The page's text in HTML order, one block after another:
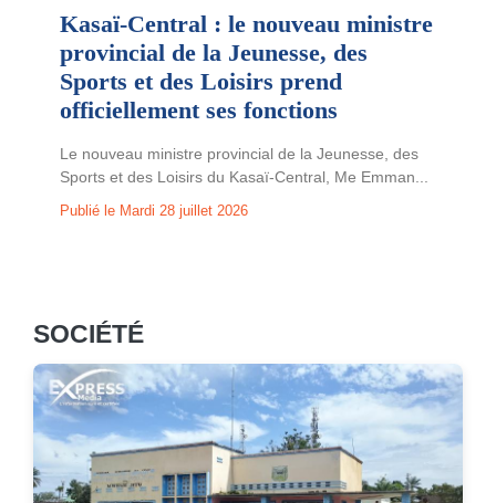
Kasaï-Central : le nouveau ministre
provincial de la Jeunesse, des
Sports et des Loisirs prend
officiellement ses fonctions
Le nouveau ministre provincial de la Jeunesse, des
Sports et des Loisirs du Kasaï-Central, Me Emman...
Publié le Mardi 28 juillet 2026
SOCIÉTÉ